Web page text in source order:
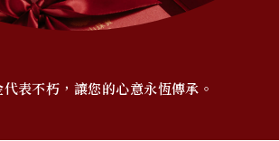
表不朽，讓您的心意永恆傳承。